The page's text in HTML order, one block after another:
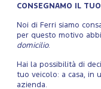
CONSEGNAMO IL
Noi di Ferri siamo
per questo motivo
domicilio.
Hai la possibilità di
tuo veicolo: a casa, in
azienda.